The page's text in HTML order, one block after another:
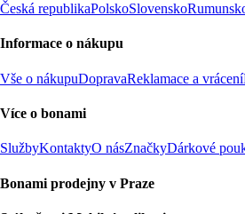
Česká republikaPolskoSlovensko
Informace o nákupu
Vše o nákupuDopravaReklamace a vrácení
Více o bonami
SlužbyKontaktyO násZnačkyDárkové
Bonami prodejny v Praze